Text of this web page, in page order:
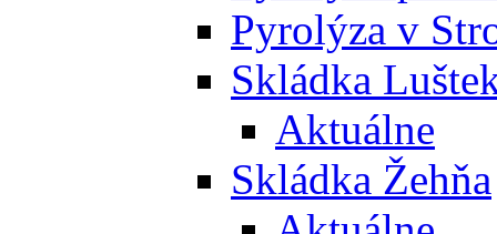
Pyrolýza v
Skládka
Aktuálne
Skládka Žehňa